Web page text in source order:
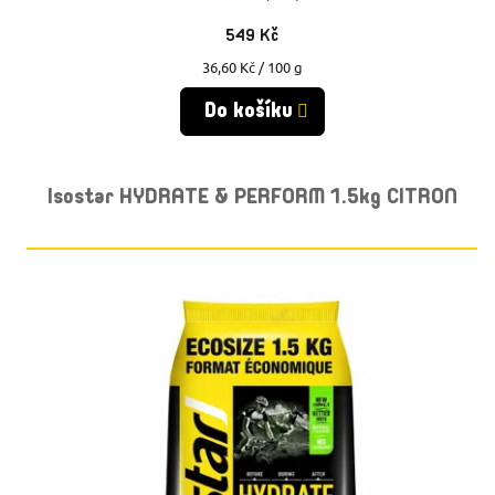
549 Kč
Měrná
cena:
36,60 Kč / 100 g
Do košíku
Isostar HYDRATE & PERFORM 1.5kg CITRON